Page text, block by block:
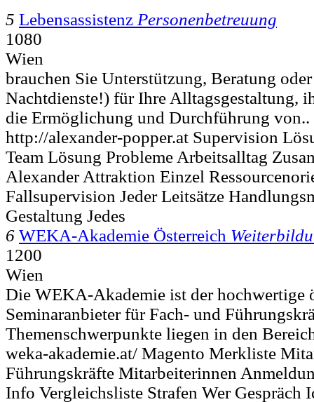
5 Lebensassistenz Personenbetreuung
1080
Wien
brauchen Sie Unterstützung, Beratung
Nachtdienste!) für Ihre Alltagsgestaltung,
die Ermöglichung und Durchführung von..
http://alexander-popper.at Supervision
Team Lösung Probleme Arbeitsalltag
Alexander Attraktion Einzel
Fallsupervision Jeder Leitsätze
Gestaltung Jedes
6 WEKA-Akademie Österreich
1200
Wien
Die WEKA-Akademie ist der hochwertige
Seminaranbieter für Fach- und
Themenschwerpunkte liegen in den
weka-akademie.at/ Magento Merkliste
Führungskräfte Mitarbeiterinnen
Info Vergleichsliste Strafen Wer Gespräch